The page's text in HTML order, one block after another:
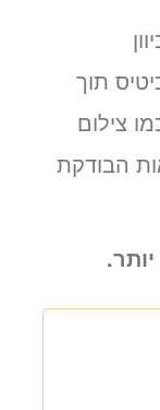
תוך
צילום
הבודקת